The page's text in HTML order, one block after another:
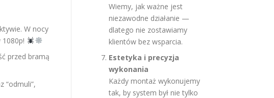
W nocy
przed bramą
“odmuli”,
Wiemy, jak ważne jest
niezawodne działanie —
dlatego nie zostawiamy
klientów bez wsparcia.
Estetyka i precyzja
wykonania
Każdy montaż wykonujemy
tak, by system był nie tylko